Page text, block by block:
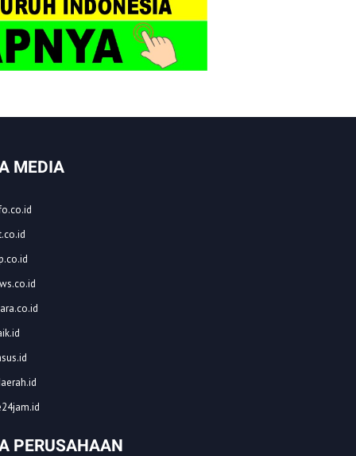
MEDIA
PERUSAHAAN